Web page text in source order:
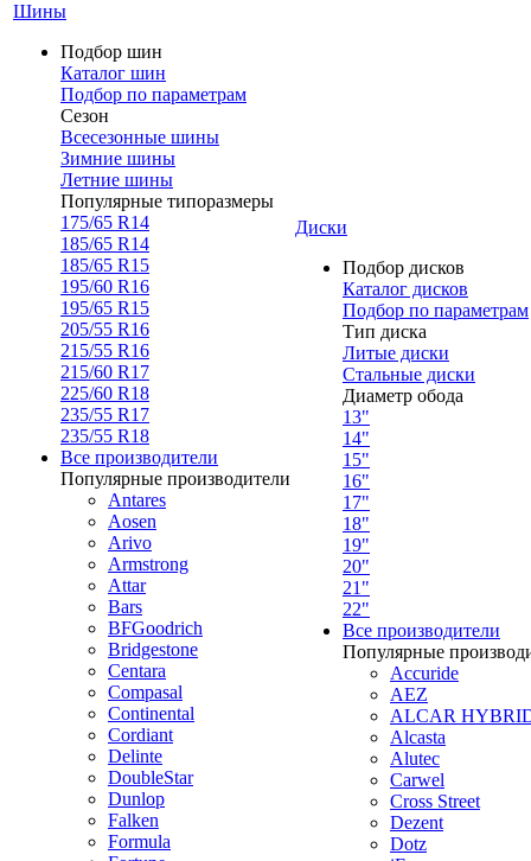
Шины
Подбор шин
Каталог шин
Подбор по параметрам
Сезон
Всесезонные шины
Зимние шины
Летние шины
Популярные типоразмеры
175/65 R14
185/65 R14
185/65 R15
195/60 R16
195/65 R15
205/55 R16
215/55 R16
215/60 R17
225/60 R18
235/55 R17
235/55 R18
Все производители
Популярные производители
Antares
Aosen
Arivo
Armstrong
Attar
Bars
BFGoodrich
Bridgestone
Centara
Compasal
Continental
Cordiant
Delinte
DoubleStar
Dunlop
Falken
Formula
Диски
Подбор дисков
Каталог дисков
Подбор по параметрам
Тип диска
Литые диски
Стальные диски
Диаметр обода
13"
14"
15"
16"
17"
18"
19"
20"
21"
22"
Все производители
Популярные
Accuride
AEZ
ALCAR
Alcasta
Alutec
Carwel
Cross Street
Dezent
Dotz